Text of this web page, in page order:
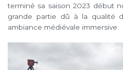
terminé sa saison 2023 début
grande partie dû à la qualité
ambiance médiévale immersive.